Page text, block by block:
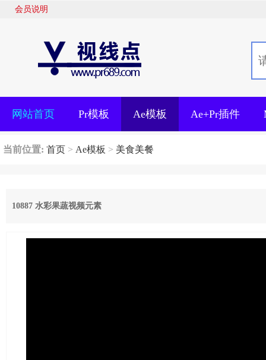
会员说明
网站首页 Pr模板 Ae模板 Ae+Pr插件
当前位置: 首页 > Ae模板 > 美食美餐
10887 水彩果蔬视频元素